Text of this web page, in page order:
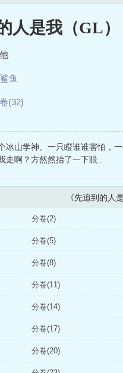
人是我（GL）
鱼
(32)
冰山学神。一只瞪谁谁害怕，
啊？方然然抬了一下眼..
《先追到的人
分卷(2)
分卷(5)
分卷(8)
分卷(11)
分卷(14)
分卷(17)
分卷(20)